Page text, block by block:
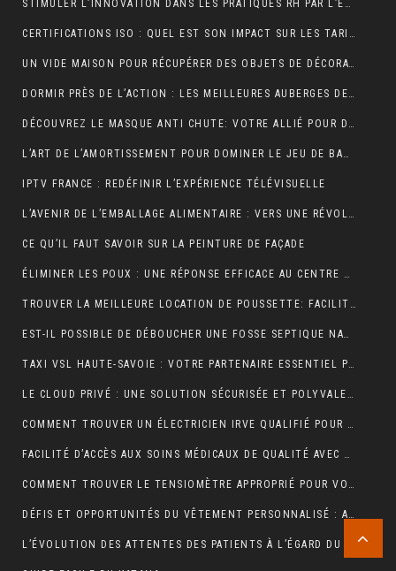
STIMULER L’INNOVATION DANS LES PRATIQUES RH PAR L’EXTERNALISATION
CERTIFICATIONS ISO : QUEL EST SON IMPACT SUR LES TARIFS D’UNE TRADUCTION ASSERMENTÉE ?
UN VIDE MAISON POUR RÉCUPÉRER DES OBJETS DE DÉCORATION
DORMIR PRÈS DE L’ACTION : LES MEILLEURES AUBERGES DE JEUNESSE À PROXIMITÉ DU PUY DU FOU
DÉCOUVREZ LE MASQUE ANTI CHUTE: VOTRE ALLIÉ POUR DES CHEVEUX FORTS ET SAINS
L’ART DE L’AMORTISSEMENT POUR DOMINER LE JEU DE BADMINTON
IPTV FRANCE : REDÉFINIR L’EXPÉRIENCE TÉLÉVISUELLE
L’AVENIR DE L’EMBALLAGE ALIMENTAIRE : VERS UNE RÉVOLUTION DURABLE ?
CE QU’IL FAUT SAVOIR SUR LA PEINTURE DE FAÇADE
ÉLIMINER LES POUX : UNE RÉPONSE EFFICACE AU CENTRE DE TRAITEMENT DES POUX À LYON
TROUVER LA MEILLEURE LOCATION DE POUSSETTE: FACILITEZ VOS DÉPLACEMENTS AVEC BÉBÉ
EST-IL POSSIBLE DE DÉBOUCHER UNE FOSSE SEPTIQUE NATURELLEMENT ?
TAXI VSL HAUTE-SAVOIE : VOTRE PARTENAIRE ESSENTIEL POUR DES DÉPLACEMENTS MÉDICAUX SÛRS ET CONFORTABLES
LE CLOUD PRIVÉ : UNE SOLUTION SÉCURISÉE ET POLYVALENTE POUR LE STOCKAGE ET L’ACCÈS AUX DONNÉES
COMMENT TROUVER UN ÉLECTRICIEN IRVE QUALIFIÉ POUR VOTRE PROJET DE MOBILITÉ ÉLECTRIQUE ?
FACILITÉ D’ACCÈS AUX SOINS MÉDICAUX DE QUALITÉ AVEC LES TAXIS VSL DE CLERMONT-FERRAND
COMMENT TROUVER LE TENSIOMÈTRE APPROPRIÉ POUR VOUS?
DÉFIS ET OPPORTUNITÉS DU VÊTEMENT PERSONNALISÉ : ANALYSE DU SECTEUR